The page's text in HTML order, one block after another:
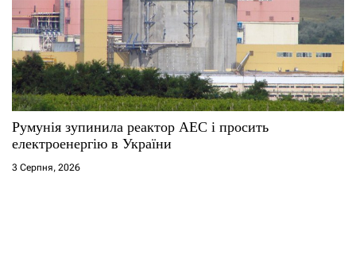
Румунія зупинила реактор АЕС і просить
електроенергію в України
3 Серпня, 2026